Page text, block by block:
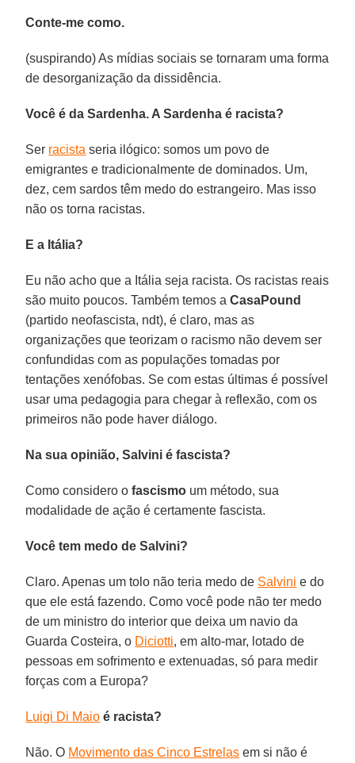
Conte-me como.
(suspirando) As mídias sociais se tornaram uma forma
de desorganização da dissidência.
Você é da Sardenha. A Sardenha é racista?
Ser racista seria ilógico: somos um povo de
emigrantes e tradicionalmente de dominados. Um,
dez, cem sardos têm medo do estrangeiro. Mas isso
não os torna racistas.
E a Itália?
Eu não acho que a Itália seja racista. Os racistas reais
são muito poucos. Também temos aCasaPound
(partido neofascista, ndt), é claro, mas as
organizações que teorizam o racismo não devem ser
confundidas com as populações tomadas por
tentações xenófobas. Se com estas últimas é possível
usar uma pedagogia para chegar à reflexão, com os
primeiros não pode haver diálogo.
Na sua opinião, Salvini é fascista?
Como considero ofascismo um método, sua
modalidade de ação é certamente fascista.
Você tem medo de Salvini?
Claro. Apenas um tolo não teria medo de Salvini e do
que ele está fazendo. Como você pode não ter medo
de um ministro do interior que deixa um navio da
Guarda Costeira, o Diciotti, em alto-mar, lotado de
pessoas em sofrimento e extenuadas, só para medir
forças com a Europa?
Luigi Di Maio é racista?
Não. O Movimento das Cinco Estrelas em si não é